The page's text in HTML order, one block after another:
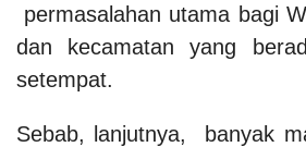
permasalahan utama bagi
dan kecamatan yang
setempat.
Sebab, lanjutnya, banyak